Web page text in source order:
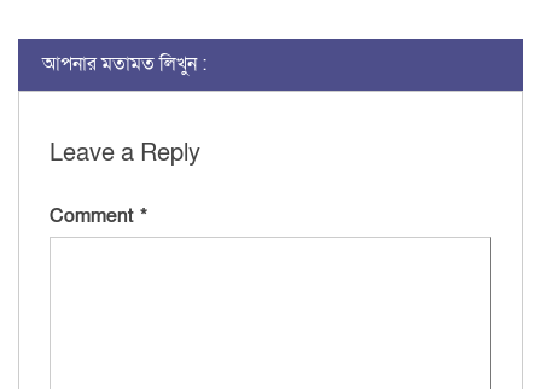
আপনার মতামত লিখুন :
Leave a Reply
Comment *